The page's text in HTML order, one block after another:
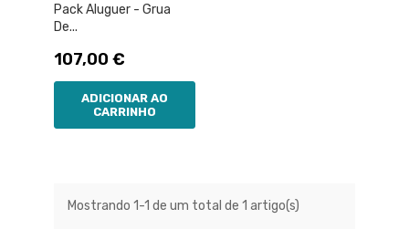
Pack Aluguer - Grua
De...
Preço
107,00 €
ADICIONAR AO
CARRINHO
Mostrando 1-1 de um total de 1 artigo(s)